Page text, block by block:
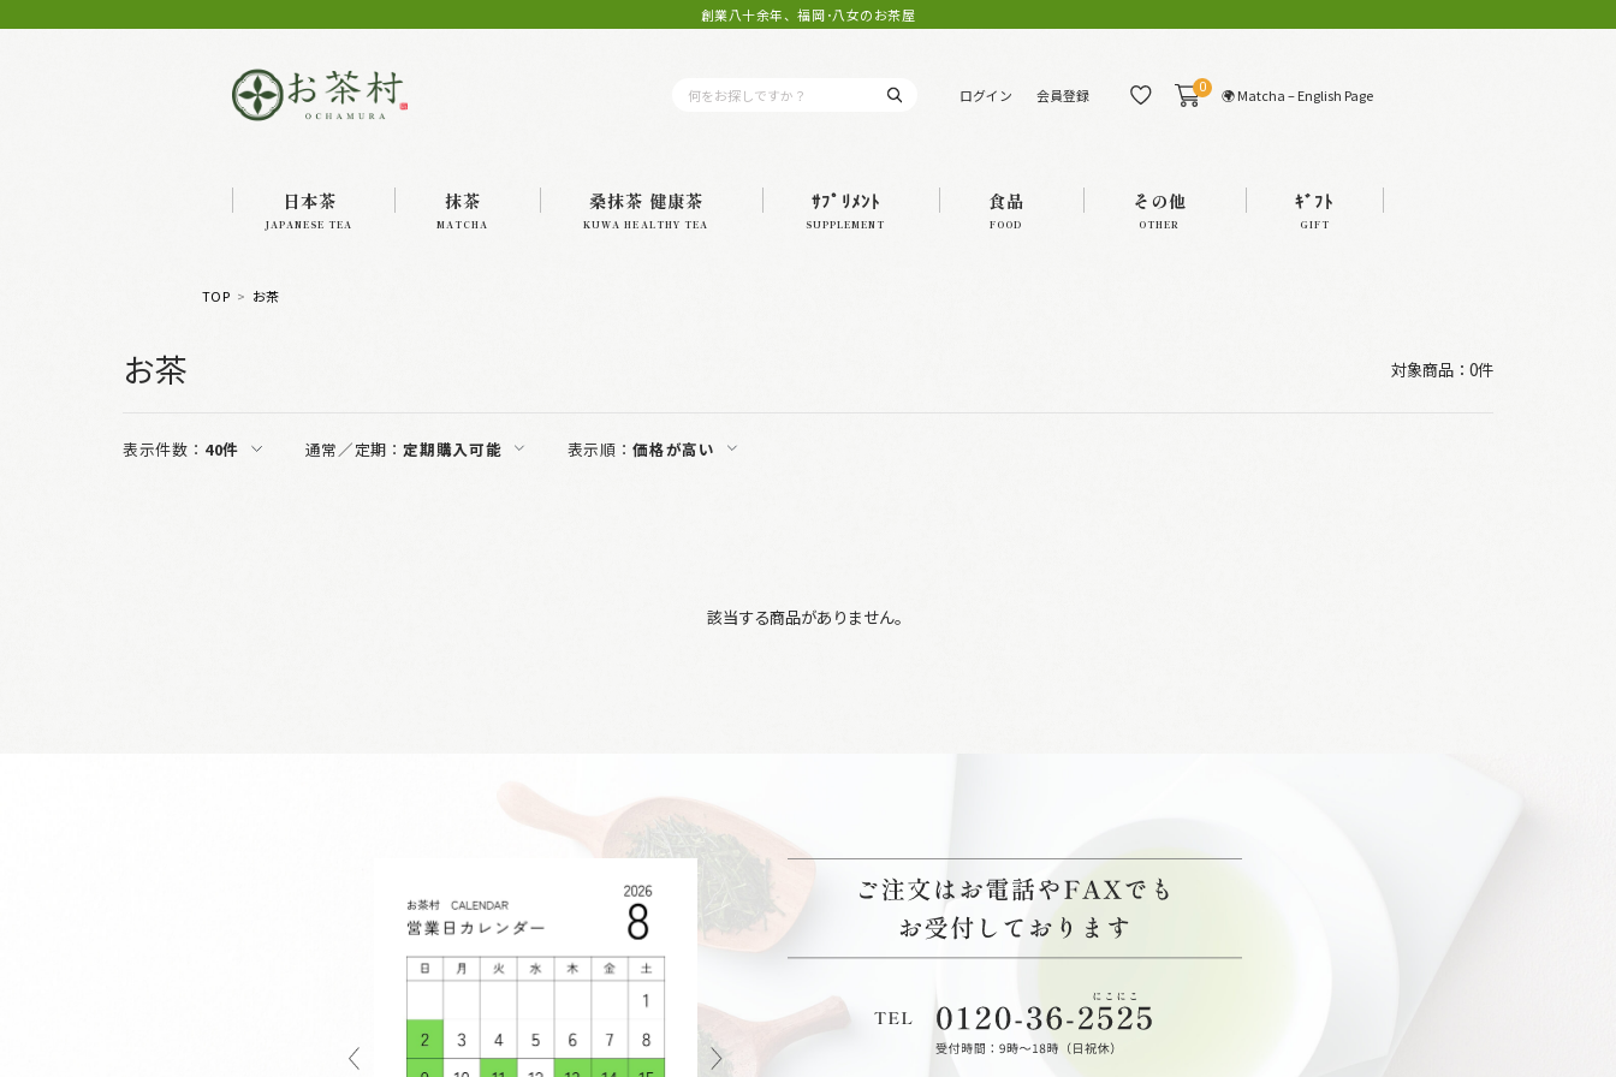
創業八十余年、福岡･八女のお茶屋
ログイン 会員登録 0 🌍 Matcha – English Page
日本茶
JAPANESE TEA
抹茶
MATCHA
桑抹茶 健康茶
KUWA HEALTHY TEA
ｻﾌﾟﾘﾒﾝﾄ
SUPPLEMENT
食品
FOOD
その他
OTHER
ｷﾞﾌﾄ
GIFT
TOP お茶
お茶 対象商品：0件
表示件数： 40件 通常／定期：定期購入可能 表示順：価格が高い
該当する商品がありません。